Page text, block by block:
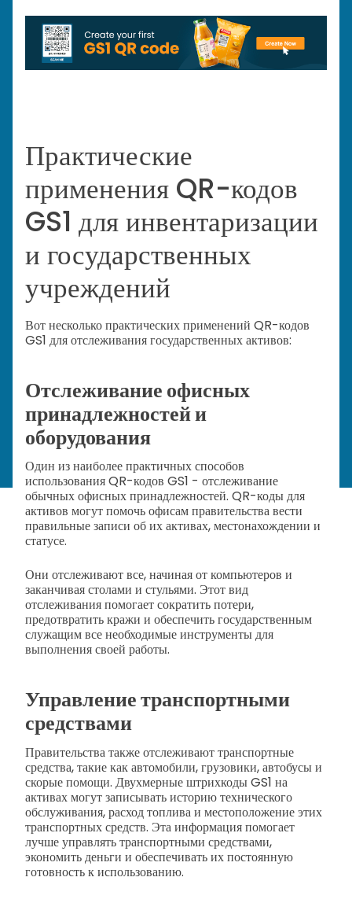
Практические
применения QR-кодов
GS1 для инвентаризации
и государственных
учреждений
Вот несколько практических применений QR-кодов
GS1 для отслеживания государственных активов:
Отслеживание офисных
принадлежностей и
оборудования
Один из наиболее практичных способов
использования QR-кодов GS1 - отслеживание
обычных офисных принадлежностей. QR-коды для
активов могут помочь офисам правительства вести
правильные записи об их активах, местонахождении и
статусе.
Они отслеживают все, начиная от компьютеров и
заканчивая столами и стульями. Этот вид
отслеживания помогает сократить потери,
предотвратить кражи и обеспечить государственным
служащим все необходимые инструменты для
выполнения своей работы.
Управление транспортными
средствами
Правительства также отслеживают транспортные
средства, такие как автомобили, грузовики, автобусы и
скорые помощи. Двухмерные штрихкоды GS1 на
активах могут записывать историю технического
обслуживания, расход топлива и местоположение этих
транспортных средств. Эта информация помогает
лучше управлять транспортными средствами,
экономить деньги и обеспечивать их постоянную
готовность к использованию.